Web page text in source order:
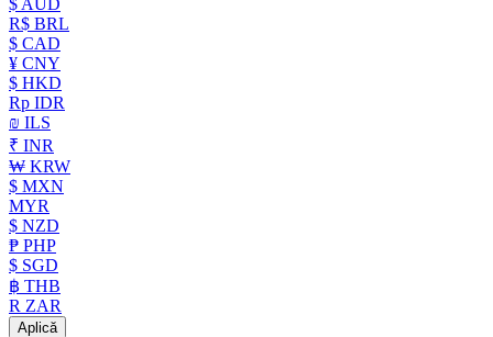
R$ BRL
$ CAD
¥ CNY
$ HKD
Rp IDR
₪ ILS
₹ INR
₩ KRW
$ MXN
MYR
$ NZD
₱ PHP
$ SGD
฿ THB
R ZAR
Aplică